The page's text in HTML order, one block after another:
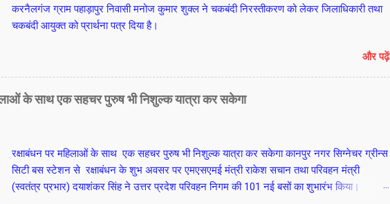
करनैलगंज ग्राम पहाड़ापुर निवासी मनोज कुमार शुक्ल ने चकबंदी निरस्तीकरण को लेकर जिलाधिकारी तथा
चकबंदी आयुक्त को प्रार्थना पत्र दिया है।
और पढ़ें
के साथ एक सहचर पुरुष भी निशुल्क यात्रा कर सकेगा
रक्षाबंधन पर महिलाओं के साथ एक सहचर पुरुष भी निशुल्क यात्रा कर सकेगा कानपुर नगर सिग्नेचर ग्रीन्स
सिटी बस स्टेशन से रक्षाबंधन के शुभ अवसर पर एमएसएमई मंत्री राकेश सचान तथा परिवहन मंत्री
(स्वतंत्र प्रभार) दयाशंकर सिंह ने उत्तर प्रदेश परिवहन निगम की 101 नई बसों का शुभारंभ किया।